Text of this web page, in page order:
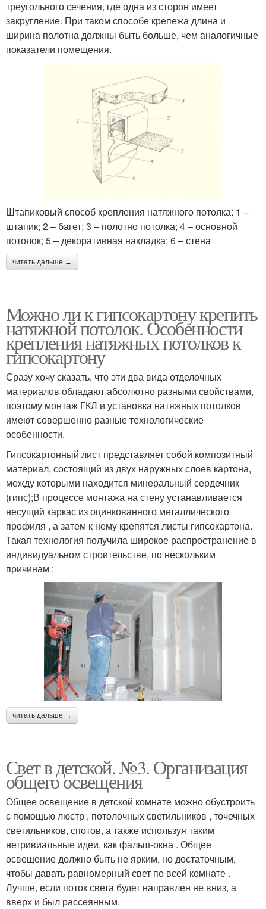
треугольного сечения, где одна из сторон имеет
закругление. При таком способе крепежа длина и
ширина полотна должны быть больше, чем аналогичные
показатели помещения.
Штапиковый способ крепления натяжного потолка: 1 –
штапик; 2 – багет; 3 – полотно потолка; 4 – основной
потолок; 5 – декоративная накладка; 6 – стена
читать дальше →
Можно ли к гипсокартону крепить
натяжной потолок. Особенности
крепления натяжных потолков к
гипсокартону
Сразу хочу сказать, что эти два вида отделочных
материалов обладают абсолютно разными свойствами,
поэтому монтаж ГКЛ и установка натяжных потолков
имеют совершенно разные технологические
особенности.
Гипсокартонный лист представляет собой композитный
материал, состоящий из двух наружных слоев картона,
между которыми находится минеральный сердечник
(гипс);В процессе монтажа на стену устанавливается
несущий каркас из оцинкованного металлического
профиля , а затем к нему крепятся листы гипсокартона.
Такая технология получила широкое распространение в
индивидуальном строительстве, по нескольким
причинам :
читать дальше →
Свет в детской. №3. Организация
общего освещения
Общее освещение в детской комнате можно обустроить
с помощью люстр , потолочных светильников , точечных
светильников, спотов, а также используя таким
нетривиальные идеи, как фальш-окна . Общее
освещение должно быть не ярким, но достаточным,
чтобы давать равномерный свет по всей комнате .
Лучше, если поток света будет направлен не вниз, а
вверх и был рассеянным.